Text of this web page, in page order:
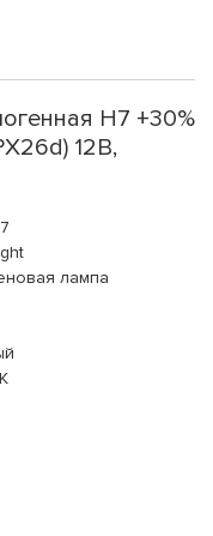
H7 +30%
12В,
лампа